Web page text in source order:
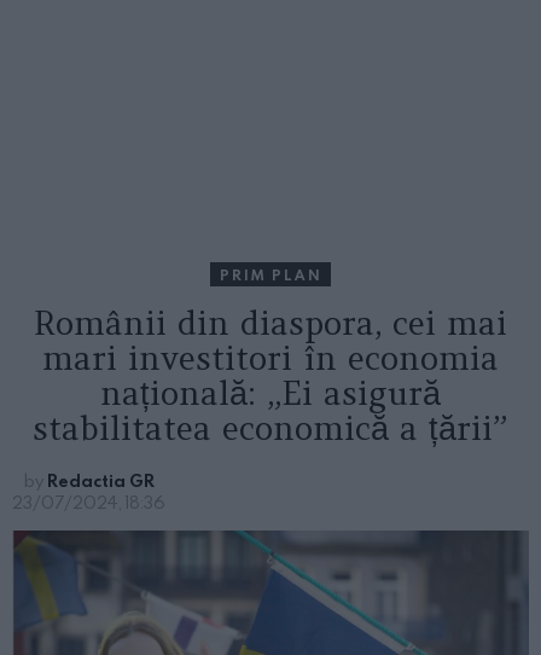
PRIM PLAN
Românii din diaspora, cei mai
mari investitori în economia
națională: „Ei asigură
stabilitatea economică a țării”
by Redactia GR
23/07/2024, 18:36